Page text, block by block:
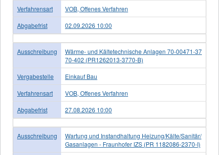
Verfahrensart
VOB, Offenes Verfahren
Abgabefrist
02.09.2026 10:00
Ausschreibung
Wärme- und Kältetechnische Anlagen 70-00471-37
70-402 (PR1262013-3770-B)
Vergabestelle
Einkauf Bau
Verfahrensart
VOB, Offenes Verfahren
Abgabefrist
27.08.2026 10:00
Ausschreibung
Wartung und Instandhaltung Heizung/Kälte/Sanitär/
Gasanlagen - Fraunhofer IZS (PR 1182086-2370-I)